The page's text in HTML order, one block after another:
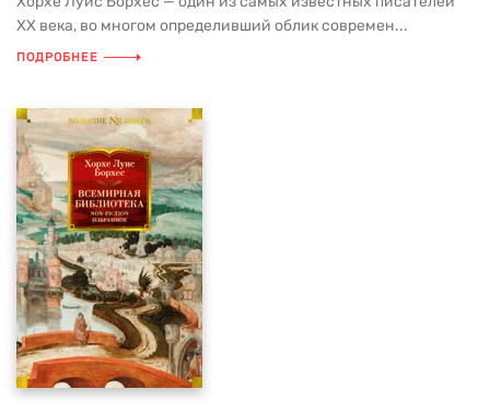
ХХ века, во многом определивший облик современ...
ПОДРОБНЕЕ